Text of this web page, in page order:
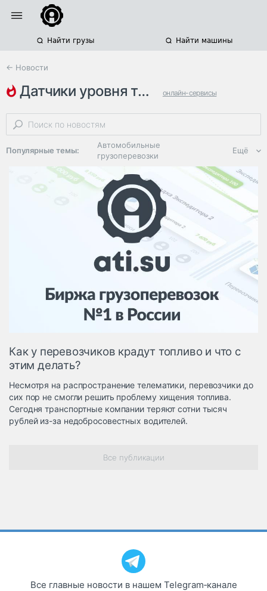
Найти грузы Найти машины
← Новости
датчики уровня топлива онлайн-сервисы
кража топлива управление автопарками
Популярные темы:
Автомобильные
грузоперевозки
Региональная
логистика
ЭДО, ИТ в
логистике
Дороги,
инфраструктура
Логистика, грузы
Негабаритные и
опасные грузы
Безопасность и
Таможня и ВЭД
грузовые
терминалы
Коммерческий
транспорт
Ещё
Как у перевозчиков крадут топливо и что с
этим делать?
Несмотря на распространение телематики, перевозчики до
сих пор не смогли решить проблему хищения топлива.
Сегодня транспортные компании теряют сотни тысяч
рублей из-за недобросовестных водителей.
Все публикации
Все главные новости в нашем Telegram‑канале